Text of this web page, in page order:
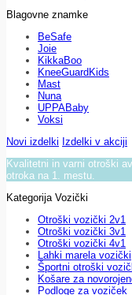
Blagovne znamke
BeSafe
Joie
KikkaBoo
KneeGuardKids
Mast
Nuna
UPPABaby
Voksi
Novi izdelki Izdelki v akciji
Kvalitetni in varni otroški
otroka na 1. mestu.
Kategorija Vozički
Otroški vozički 2v1
Otroški vozički 3v1
Otroški vozički 4v1
Lahki marela vozički
Športni otroški
Košare za
Podloge za voziček